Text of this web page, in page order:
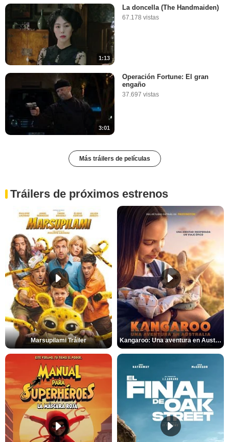
1:13
La doncella (The Handmaiden)
67.178 vistas
3:01
Operación Fortune: El gran
engaño
37.697 vistas
Más tráilers de películas
Tráilers de próximos estrenos
Marsupilami Tráiler Kangaroo: Una aventura en Australia Tráiler